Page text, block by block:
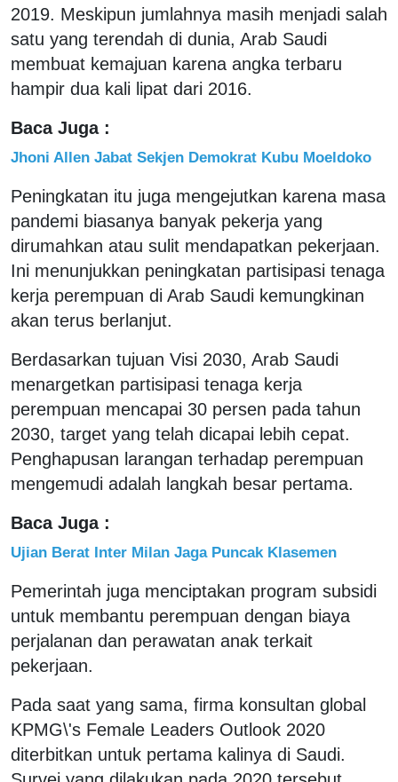
2019. Meskipun jumlahnya masih menjadi salah
satu yang terendah di dunia, Arab Saudi
membuat kemajuan karena angka terbaru
hampir dua kali lipat dari 2016.
Baca Juga :
Jhoni Allen Jabat Sekjen Demokrat Kubu Moeldoko
Peningkatan itu juga mengejutkan karena masa
pandemi biasanya banyak pekerja yang
dirumahkan atau sulit mendapatkan pekerjaan.
Ini menunjukkan peningkatan partisipasi tenaga
kerja perempuan di Arab Saudi kemungkinan
akan terus berlanjut.
Berdasarkan tujuan Visi 2030, Arab Saudi
menargetkan partisipasi tenaga kerja
perempuan mencapai 30 persen pada tahun
2030, target yang telah dicapai lebih cepat.
Penghapusan larangan terhadap perempuan
mengemudi adalah langkah besar pertama.
Baca Juga :
Ujian Berat Inter Milan Jaga Puncak Klasemen
Pemerintah juga menciptakan program subsidi
untuk membantu perempuan dengan biaya
perjalanan dan perawatan anak terkait
pekerjaan.
Pada saat yang sama, firma konsultan global
KPMG\'s Female Leaders Outlook 2020
diterbitkan untuk pertama kalinya di Saudi.